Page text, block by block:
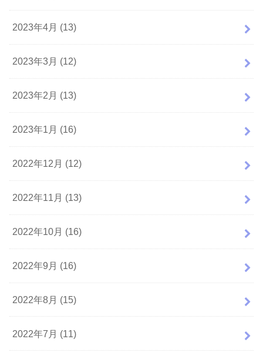
2023年4月 (13)
2023年3月 (12)
2023年2月 (13)
2023年1月 (16)
2022年12月 (12)
2022年11月 (13)
2022年10月 (16)
2022年9月 (16)
2022年8月 (15)
2022年7月 (11)